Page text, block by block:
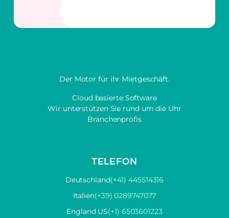
Der Motor für ihr Mietgeschäft.
Cloud basierte Software
Wir unterstützen Sie rund um die Uhr
Branchenprofis
TELEFON
Deutschland(+41) 445514316
Italien(+39) 0289747077
England US(+1) 6503601223